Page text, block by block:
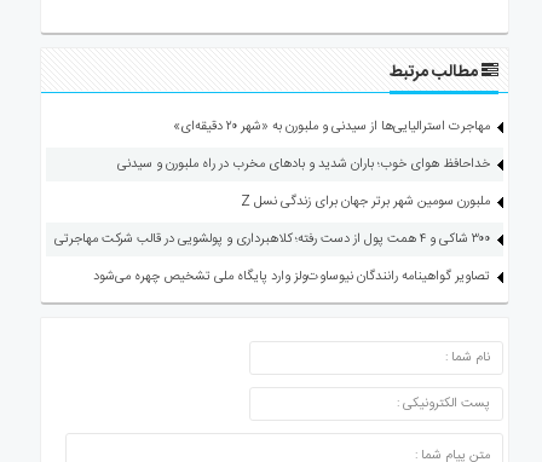
مطالب مرتبط
مهاجرت استرالیایی‌ها از سیدنی و ملبورن به «شهر ۲۰ دقیقه‌ای»
خداحافظ هوای خوب؛ باران شدید و بادهای مخرب در راه ملبورن و سیدنی
ملبورن سومین شهر برتر جهان برای زندگی نسل Z
۳۰۰ شاکی و ۴ همت پول از دست رفته؛ کلاهبرداری و پولشویی در قالب شرکت مهاجرتی
تصاویر گواهینامه رانندگان نیوساوت‌ولز وارد پایگاه ملی تشخیص چهره می‌شود
ارسال دیدگاه